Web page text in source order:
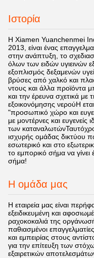
Ιστορία
Η Xiamen Yuanchenmei
2013, είναι ένας
στην ανάπτυξη, το
όλων των ειδών υγιεινών
εξοπλισμός δεξαμενών
βρύσες από χαλκό και
ντους και άλλα προϊόντα
και την έρευνα σχετικά με
εξοικονόμησης νερούΗ
"προσωπικό χώρο και
με μοντέρνες και ευγενείς
των
ισχυρής ομάδας δικτύου
εσωτερικό και στο
το εμπορικό σήμα να
σήμα!
Η ομάδα μας
Η εταιρεία μας είναι
εξειδικευμένη και
ραχοκοκαλιά της
παθιασμένοι
και εμπειρίας στους
για την επίτευξη των
εξαιρετικών